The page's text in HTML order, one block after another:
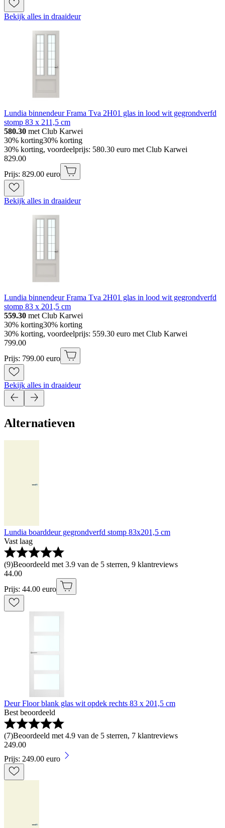
Bekijk alles in draaideur
Lundia binnendeur Frama Tva 2H01 glas in lood wit gegrondverfd
stomp 83 x 211,5 cm
580.30 met Club Karwei
30% korting30% korting
30% korting, voordeelprijs: 580.30 euro met Club Karwei
829.00
Prijs: 829.00 euro
Bekijk alles in draaideur
Lundia binnendeur Frama Tva 2H01 glas in lood wit gegrondverfd
stomp 83 x 201,5 cm
559.30 met Club Karwei
30% korting30% korting
30% korting, voordeelprijs: 559.30 euro met Club Karwei
799.00
Prijs: 799.00 euro
Bekijk alles in draaideur
Alternatieven
Lundia boarddeur gegrondverfd stomp 83x201,5 cm
Vast laag
(9)Beoordeeld met 3.9 van de 5 sterren, 9 klantreviews
44.00
Prijs: 44.00 euro
Deur Floor blank glas wit opdek rechts 83 x 201,5 cm
Best beoordeeld
(7)Beoordeeld met 4.9 van de 5 sterren, 7 klantreviews
249.00
Prijs: 249.00 euro